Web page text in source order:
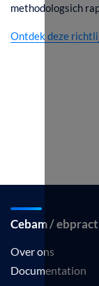
methodologsich
Ontdek deze
Cebam /
Over ons
Documentation